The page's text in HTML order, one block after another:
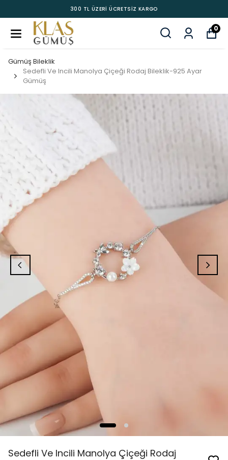
300 TL ÜZERİ ÜCRETSİZ KARGO
0
Gümüş Bileklik
Sedefli Ve Incili Manolya Çiçeği Rodaj Bileklik-925 Ayar
Gümüş
Sedefli Ve Incili Manolya Çiçeği Rodaj